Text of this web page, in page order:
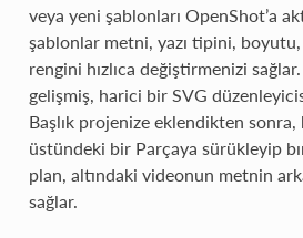
veya yeni şablonları OpenShot’a
şablonlar metni, yazı tipini,
rengini hızlıca değiştirmenizi
gelişmiş, harici bir SVG
Başlık projenize eklendikten sonra,
üstündeki bir Parçaya sürükleyip
plan, altındaki videonun metnin
sağlar.